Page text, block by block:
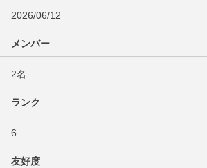
2026/06/12
メンバー
2名
ランク
6
友好度